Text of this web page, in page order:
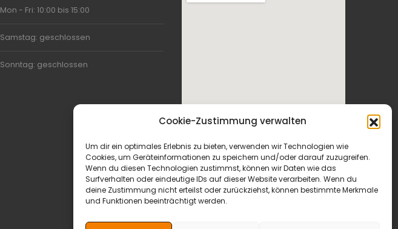
Cookie-Zustimmung verwalten
Um dir ein optimales Erlebnis zu bieten, verwenden wir Technologien wie
Cookies, um Geräteinformationen zu speichern und/oder darauf zuzugreifen.
Wenn du diesen Technologien zustimmst, können wir Daten wie das
Surfverhalten oder eindeutige IDs auf dieser Website verarbeiten. Wenn du
deine Zustimmung nicht erteilst oder zurückziehst, können bestimmte Merkmale
und Funktionen beeinträchtigt werden.
Mon - Fri: 10:00 bis 15:00
Samstag: geschlossen
Sonntag: geschlossen